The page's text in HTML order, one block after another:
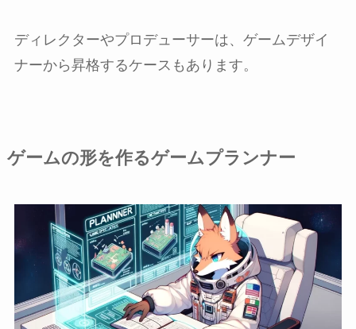
ディレクターやプロデューサーは、ゲームデザイ
ナーから昇格するケースもあります。
ゲームの形を作るゲームプランナー